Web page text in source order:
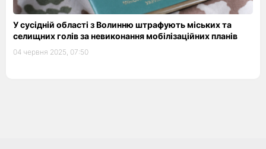
У сусідній області з Волинню штрафують міських та
селищних голів за невиконання мобілізаційних планів
04 червня 2025, 07:50